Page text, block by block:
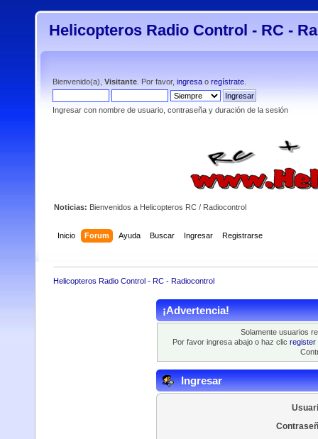
Helicopteros Radio Control - RC -
Bienvenido(a), Visitante . Por favor, ingresa o regístrate
Ingresar con nombre de usuario, contraseña y duración de la sesión
Noticias: Bienvenidos a Helicopteros RC / Radiocontrol
Inicio Forum Ayuda Buscar Ingresar Registrarse
Helicopteros Radio Control - RC - Radiocontrol
¡Advertencia!
Solamente usuarios
Por favor ingresa abajo o haz clic register
Ingresar